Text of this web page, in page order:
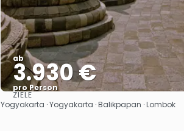
ab
3.930 €
pro Person
Sehen
ZIELE
Yogyakarta · Yogyakarta · Balikpapan · Lombok